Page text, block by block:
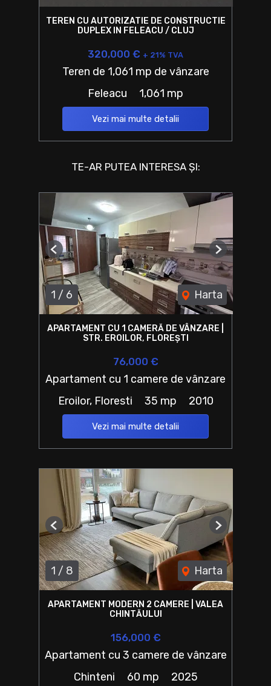
TEREN CU AUTORIZATIE DE CONSTRUCTIE
DUPLEX IN FELEACU / CLUJ
320,000 € + 21% TVA
Teren de 1,061 mp de vânzare
Feleacu
1,061 mp
Vezi mai multe detalii
TE-AR PUTEA INTERESA ȘI:
1 / 6 Harta
Previous Next
APARTAMENT CU 1 CAMERĂ DE VÂNZARE |
STR. EROILOR, FLOREȘTI
76,000 €
Apartament cu 1 camere de vânzare
Eroilor, Floresti
35 mp 2010
Vezi mai multe detalii
1 / 8 Harta
Previous Next
APARTAMENT MODERN 2 CAMERE | VALEA
CHINTĂULUI
156,000 €
Apartament cu 3 camere de vânzare
Chinteni
60 mp 2025